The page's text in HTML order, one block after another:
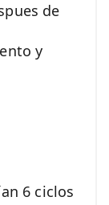
de
y
6 ciclos